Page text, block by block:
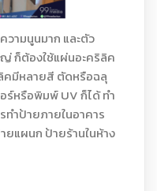
ามนูนมาก และตัว
ก็ต้องใช้แผ่นอะคริลิค
คมีหลายสี ตัดหรือฉลุ
ร์หรือพิมพ์ UV ก็ได้ ทำ
ทำป้ายภายในอาคาร
แผนก ป้ายร้านในห้าง